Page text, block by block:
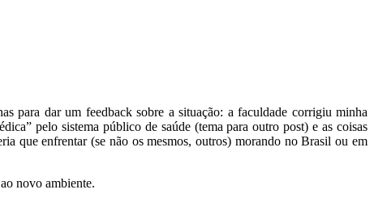
para dar um feedback sobre a situação: a faculdade corrigiu minha
pelo sistema público de saúde (tema para outro post) e as coisas
que enfrentar (se não os mesmos, outros) morando no Brasil ou em
novo ambiente.